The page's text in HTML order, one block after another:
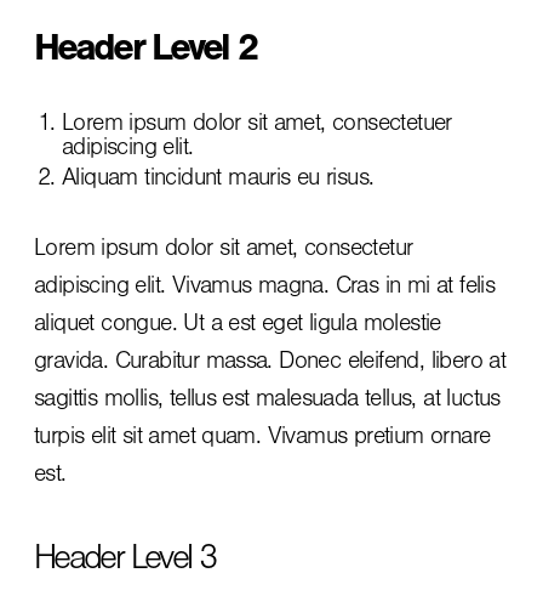
Header Level 2
Lorem ipsum dolor sit amet, consectetuer
adipiscing elit.
Aliquam tincidunt mauris eu risus.
Lorem ipsum dolor sit amet, consectetur
adipiscing elit. Vivamus magna. Cras in mi at felis
aliquet congue. Ut a est eget ligula molestie
gravida. Curabitur massa. Donec eleifend, libero at
sagittis mollis, tellus est malesuada tellus, at luctus
turpis elit sit amet quam. Vivamus pretium ornare
est.
Header Level 3